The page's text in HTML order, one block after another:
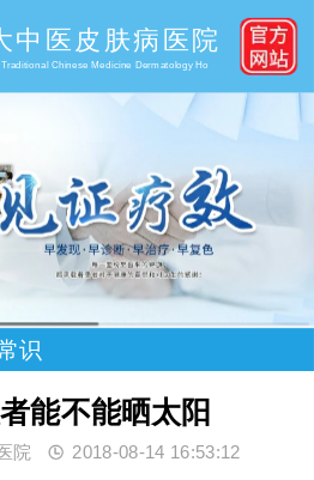
中医皮肤病医院
Chinese Medicine Dermatology Ho
识
能不能晒太阳
院 2018-08-14 16:53:12